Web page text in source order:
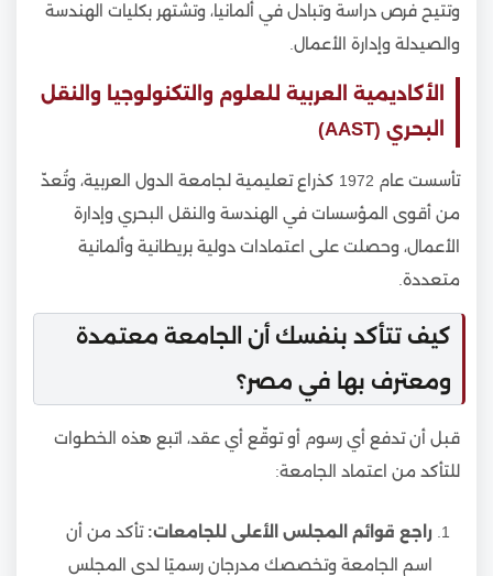
وتتيح فرص دراسة وتبادل في ألمانيا، وتشتهر بكليات الهندسة
والصيدلة وإدارة الأعمال.
الأكاديمية العربية للعلوم والتكنولوجيا والنقل
البحري (AAST)
تأسست عام 1972 كذراع تعليمية لجامعة الدول العربية، وتُعدّ
من أقوى المؤسسات في الهندسة والنقل البحري وإدارة
الأعمال، وحصلت على اعتمادات دولية بريطانية وألمانية
متعددة.
كيف تتأكد بنفسك أن الجامعة معتمدة
ومعترف بها في مصر؟
قبل أن تدفع أي رسوم أو توقّع أي عقد، اتبع هذه الخطوات
للتأكد من اعتماد الجامعة:
راجع قوائم المجلس الأعلى للجامعات: تأكد من أن
اسم الجامعة وتخصصك مدرجان رسميًا لدى المجلس